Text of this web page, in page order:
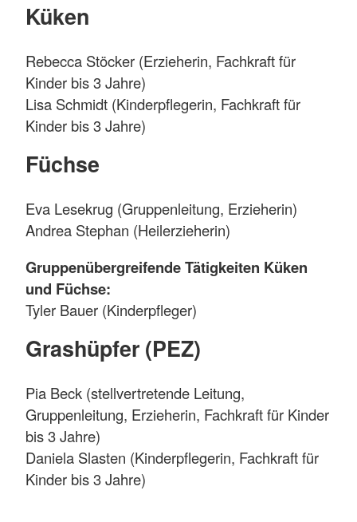
Küken
Rebecca Stöcker (Erzieherin, Fachkraft für
Kinder bis 3 Jahre)
Lisa Schmidt (Kinderpflegerin, Fachkraft für
Kinder bis 3 Jahre)
Füchse
Eva Lesekrug (Gruppenleitung, Erzieherin)
Andrea Stephan (Heilerzieherin)
Gruppenübergreifende Tätigkeiten Küken
und Füchse:
Tyler Bauer (Kinderpfleger)
Grashüpfer (PEZ)
Pia Beck (stellvertretende Leitung,
Gruppenleitung, Erzieherin, Fachkraft für Kinder
bis 3 Jahre)
Daniela Slasten (Kinderpflegerin, Fachkraft für
Kinder bis 3 Jahre)